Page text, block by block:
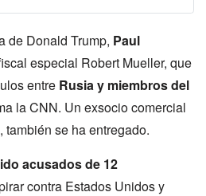
de Donald Trump, Paul
especial Robert Mueller, que
entre Rusia y miembros del
la CNN. Un exsocio comercial
, también se ha entregado.
acusados de 12
contra Estados Unidos y